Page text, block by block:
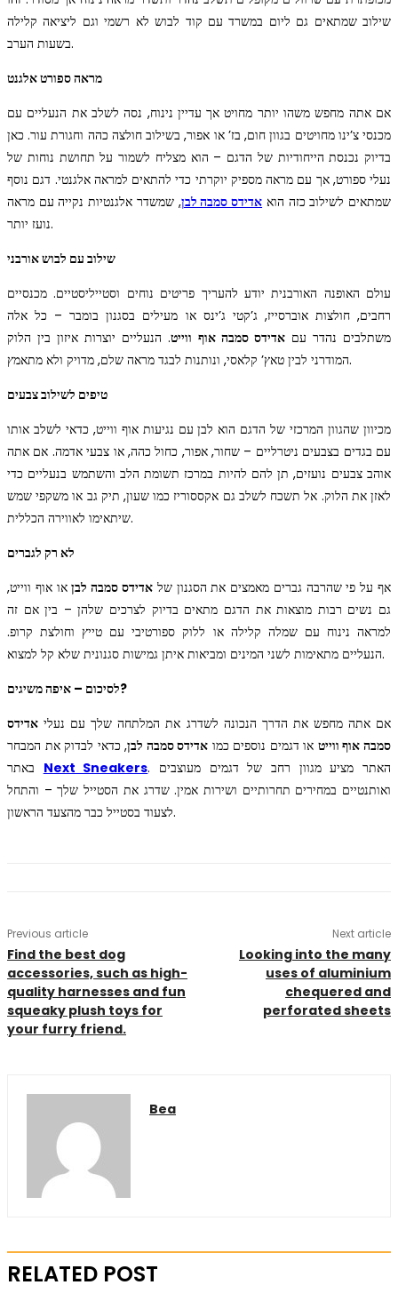
שילוב שמתאים גם ליום במשרד עם קוד לבוש לא רשמי וגם ליציאה קלילה
בשעות הערב.
מראה ספורט אלגנט
אם אתה מחפש משהו יותר מחויט אך עדיין נינוח, נסה לשלב את הנעליים עם
מכנסי צ’ינו מחויטים בגוון חום, בז’ או אפור, בשילוב חולצה כהה וחגורת עור. כאן
בדיוק נכנסת הייחודיות של הדגם – הוא מצליח לשמור על תחושת נוחות של
נעלי ספורט, אך עם מראה מספיק יוקרתי כדי להתאים למראה אלגנטי. דגם נוסף
שמתאים לשילוב כזה הוא אדידס סמבה לבן, שמשדר אלגנטיות נקייה עם מראה
נועז יותר.
שילוב עם לבוש אורבני
עולם האופנה האורבנית יודע להעריך פריטים נוחים וסטייליסטיים. מכנסיים
רחבים, חולצות אוברסייז, ג’קטי ג’ינס או מעילים בסגנון בומבר – כל אלה
משתלבים נהדר עםאדידס סמבה אוף ווייט. הנעליים יוצרות איזון בין הלוק
המודרני לבין טאץ’ קלאסי, ונותנות לבגד מראה שלם, מדויק ולא מתאמץ.
טיפים לשילוב צבעים
מכיוון שהגוון המרכזי של הדגם הוא לבן עם נגיעות אוף ווייט, כדאי לשלב אותו
עם בגדים בצבעים ניטרליים – שחור, אפור, כחול כהה, או צבעי אדמה. אם אתה
אוהב צבעים נועזים, תן להם להיות במרכז תשומת הלב והשתמש בנעליים כדי
לאזן את הלוק. אל תשכח לשלב גם אקססוריז כמו שעון, תיק גב או משקפי שמש
שיתאימו לאווירה הכללית.
לא רק לגברים
אף על פי שהרבה גברים מאמצים את הסגנון שלאדידס סמבה לבןאו אוף ווייט,
גם נשים רבות מוצאות את הדגם מתאים בדיוק לצרכים שלהן – בין אם זה
למראה נינוח עם שמלה קלילה או ללוק ספורטיבי עם טייץ וחולצת קרופ.
הנעליים מתאימות לשני המינים ומביאות איתן גמישות סגנונית שלא קל למצוא.
לסיכום – איפה משיגים?
אם אתה מחפש את הדרך הנכונה לשדרג את המלתחה שלך עם נעלי אדידס
סמבה אוף ווייט או דגמים נוספים כמו אדידס סמבה לבן, כדאי לבדוק את המבחר
Next Sneakers. האתר מציע מגוון רחב של דגמים מעוצבים
ואותנטיים במחירים תחרותיים ושירות אמין. שדרג את הסטייל שלך – והתחל
לצעוד בסטייל כבר מהצעד הראשון.
Previous article
Find the best dog
accessories, such as high-
quality harnesses and fun
squeaky plush toys for
your furry friend.
Next article
Looking into the many
uses of aluminium
chequered and
perforated sheets
Bea
RELATED POST